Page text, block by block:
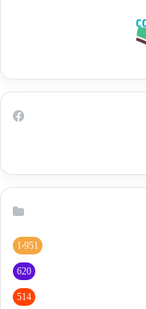
1٬951
620
514